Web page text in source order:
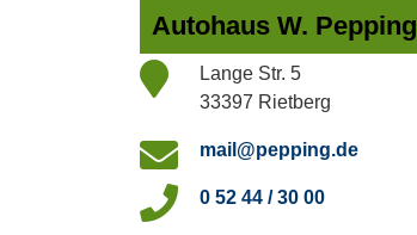
Autohaus W. Pepping
Lange Str. 5
33397 Rietberg
mail@pepping.de
0 52 44 / 30 00